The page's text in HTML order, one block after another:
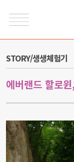
STORY/생생체험기
에버랜드 할로